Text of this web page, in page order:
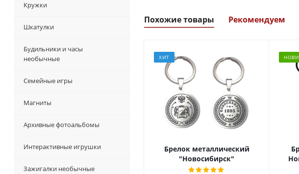
Похожие товары Рекомендуем
ХИТ
Брелок металлический
"Новосибирск"
Кружки
Шкатулки
Будильники и часы
необычные
Семейные игры
Магниты
Архивные фотоальбомы
Интерактивные игрушки
Зажигалки необычные